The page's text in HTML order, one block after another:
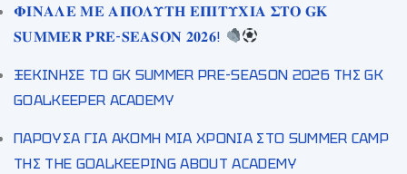
𝚽𝚰𝚴𝚨𝚲𝚬 𝚳𝚬 𝚨𝚷𝚶𝚲𝚼𝚻𝚮 𝚬𝚷𝚰𝚻𝚼𝚾𝚰𝚨 𝚺𝚻𝚶 𝐆𝐊
𝐒𝐔𝐌𝐌𝐄𝐑 𝐏𝐑𝐄-𝐒𝐄𝐀𝐒𝐎𝐍 𝟐𝟎𝟐𝟔!
ΞΕΚΙΝΗΣΕ ΤΟ GK SUMMER PRE-SEASON 2026 ΤΗΣ GK
GOALKEEPER ACADEMY
ΠΑΡΟΥΣΑ ΓΙΑ ΑΚΟΜΗ ΜΙΑ ΧΡΟΝΙΑ ΣΤΟ SUMMER CAMP
ΤΗΣ THE GOALKEEPING ABOUT ACADEMY